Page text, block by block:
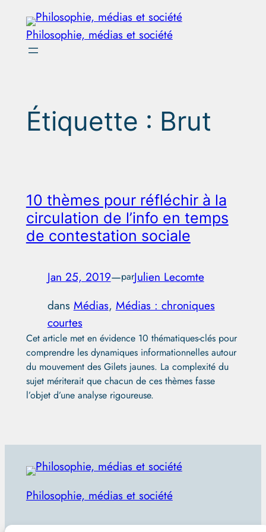
Aller
contenu
Philosophie, médias et société
Étiquette : Brut
10 thèmes pour réfléchir à la
circulation de l’info en temps
de contestation sociale
Jan 25, 2019—parJulien Lecomte
dans Médias, Médias : chroniques
courtes
Cet article met en évidence 10 thématiques-clés pour
comprendre les dynamiques informationnelles autour
du mouvement des Gilets jaunes. La complexité du
sujet mériterait que chacun de ces thèmes fasse
l’objet d’une analyse rigoureuse.
Philosophie, médias et société